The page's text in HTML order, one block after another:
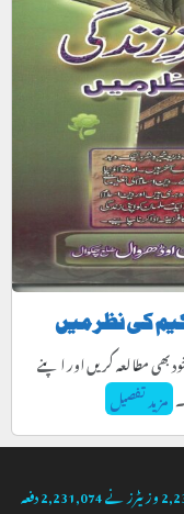
کی نظر میں
بھی مطالعہ کریں اور اپنے
مزید تفصیل
وزیٹرز نے2,231,074دفعہ